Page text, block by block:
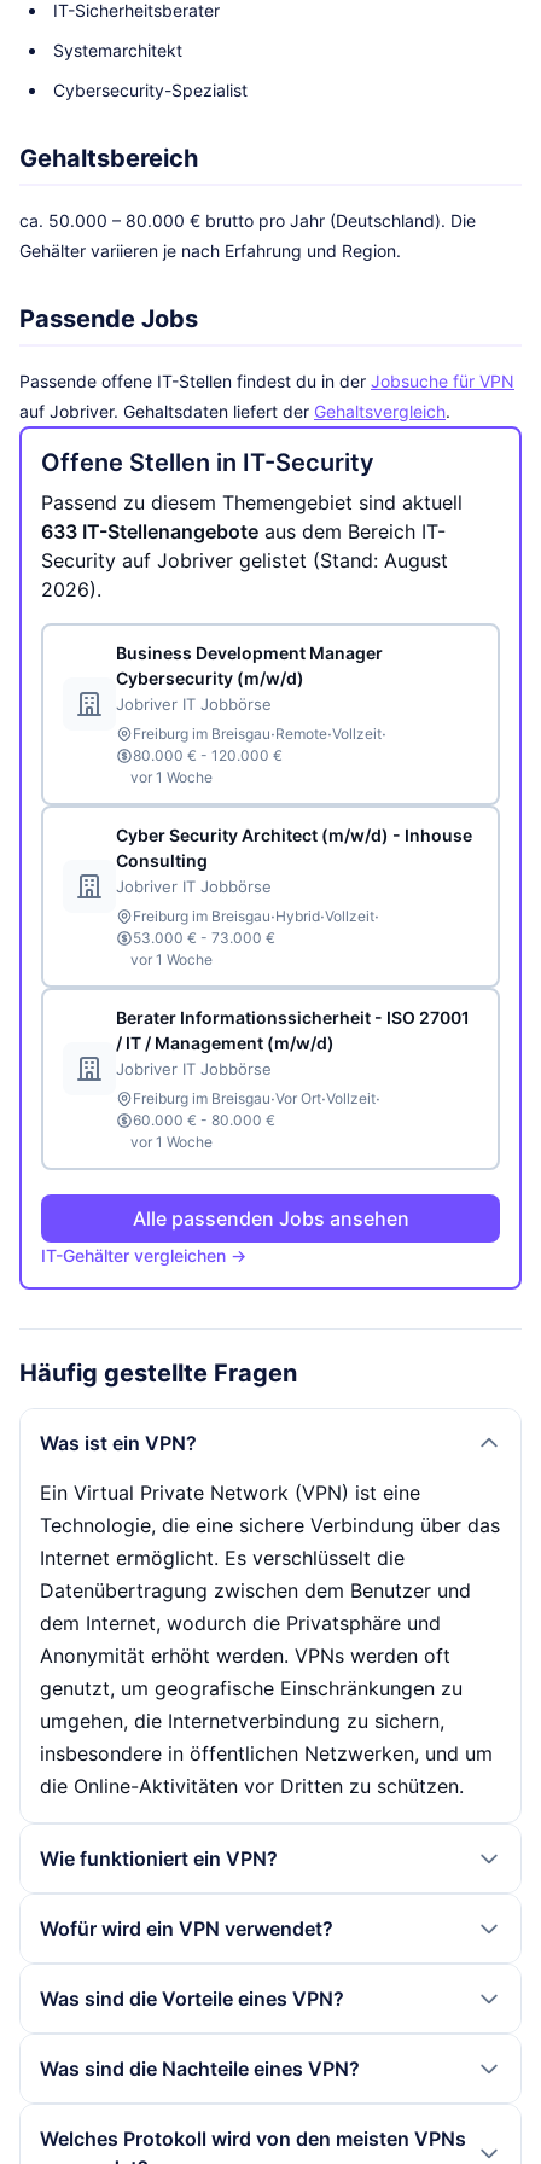
IT-Sicherheitsberater
Systemarchitekt
Cybersecurity-Spezialist
Gehaltsbereich
ca. 50.000 – 80.000 € brutto pro Jahr (Deutschland). Die
Gehälter variieren je nach Erfahrung und Region.
Passende Jobs
Passende offene IT-Stellen findest du in der Jobsuche für VPN
auf Jobriver. Gehaltsdaten liefert der Gehaltsvergleich.
Offene Stellen in IT-Security
Passend zu diesem Themengebiet sind aktuell
633 IT-Stellenangebote aus dem Bereich IT-
Security auf Jobriver gelistet (Stand: August
2026).
Business Development Manager
Cybersecurity (m/w/d)
Jobriver IT Jobbörse
Freiburg im Breisgau·Remote·Vollzeit·
80.000 € - 120.000 €
vor 1 Woche
Cyber Security Architect (m/w/d) - Inhouse
Consulting
Jobriver IT Jobbörse
Freiburg im Breisgau·Hybrid·Vollzeit·
53.000 € - 73.000 €
vor 1 Woche
Berater Informationssicherheit - ISO 27001
/ IT / Management (m/w/d)
Jobriver IT Jobbörse
Freiburg im Breisgau·Vor Ort·Vollzeit·
60.000 € - 80.000 €
vor 1 Woche
Alle passenden Jobs ansehen
IT-Gehälter vergleichen →
Häufig gestellte Fragen
Was ist ein VPN?
Ein Virtual Private Network (VPN) ist eine
Technologie, die eine sichere Verbindung über das
Internet ermöglicht. Es verschlüsselt die
Datenübertragung zwischen dem Benutzer und
dem Internet, wodurch die Privatsphäre und
Anonymität erhöht werden. VPNs werden oft
genutzt, um geografische Einschränkungen zu
umgehen, die Internetverbindung zu sichern,
insbesondere in öffentlichen Netzwerken, und um
die Online-Aktivitäten vor Dritten zu schützen.
Wie funktioniert ein VPN?
Tunnel zwischen dem Endgerät des Benutzers und
wird der Datenverkehr verschlüsselt, wodurch
Dritte, wie Internetdienstanbieter oder Hacker,
den Inhalt der Daten nicht einsehen können. Die
IP-Adresse des Benutzers wird durch die IP-
Adresse des VPN-Servers ersetzt, was die
Wofür wird ein VPN verwendet?
eingesetzt, darunter der Schutz der Privatsphäre
geografischen Beschränkungen, die Sicherung von
Datenübertragungen in öffentlichen WLAN-
Netzen und der Zugriff auf
Was sind die Vorteile eines VPN?
Sicherheit und Datenschutz, da die
können anonym surfen, da ihre IP-Adresse
Was sind die Nachteile eines VPN?
Geschwindigkeitseinbußen, da die Daten durch
Welches Protokoll wird von den meisten VPNs